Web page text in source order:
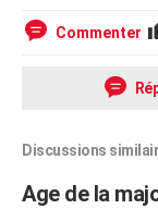
Commenter
Discussions
Age de la